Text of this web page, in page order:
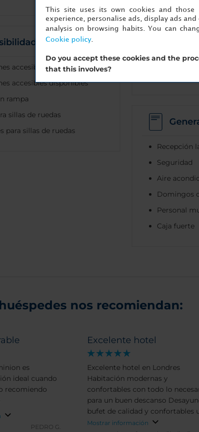
accesibles
accesibles disponibles
rampa
sillas de ruedas
para sillas de ruedas
Recepción
Seguridad
Aire
Domingos
Personal
Caja fuerte
nos recomiendan:
es
ideal cuando
recomiendo
PEDRO G.
Excelente hotel
Excelente hotel en Londres
Habitación modernas y
confortables con todo lo
para un buen descanso Desayuno
bufet de calidad y confortables
horario muy amplio Lo mejor de
Mostrar información
This site uses its own cookies and
experience, personalise ads, display ads
analysis on browsing habits. You can
Cookie policy.
Do you accept these cookies and the
that this involves?